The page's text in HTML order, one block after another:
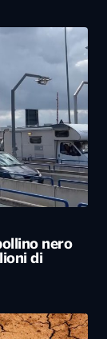
nero
di